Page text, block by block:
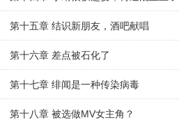
第十五章 结识新朋友，酒吧献唱
第十六章 差点被石化了
第十七章 绯闻是一种传染病毒
第十八章 被选做MV女主角？